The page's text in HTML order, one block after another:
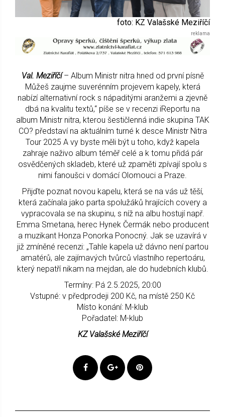
foto: KZ Valašské Meziříčí
Val. Meziříčí– Album Ministr nitra hned od první písně
Můžeš zaujme suverénním projevem kapely, která
nabízí alternativní rock s nápaditými aranžemi a zjevně
dbá na kvalitu textů,“ píše se v recenzi iReportu na
album Ministr nitra, kterou šestičlenná indie skupina TAK
CO? představí na aktuálním turné k desce Ministr Nitra
Tour 2025 A vy byste měli být u toho, když kapela
zahraje naživo album téměř celé a k tomu přidá pár
osvědčených skladeb, které už zpaměti zpívají spolu s
nimi fanoušci v domácí Olomouci a Praze.
Přijďte poznat novou kapelu, která se na vás už těší,
která začínala jako parta spolužáků hrajících covery a
vypracovala se na skupinu, s níž na albu hostují např.
Emma Smetana, herec Hynek Čermák nebo producent
a muzikant Honza Ponorka Ponocný. Jak se uzavírá v
již zmíněné recenzi: „Tahle kapela už dávno není partou
amatérů, ale zajímavých tvůrců vlastního repertoáru,
který nepatří nikam na mejdan, ale do hudebních klubů.
Termíny: Pá 2.5.2025, 20:00
Vstupné: v předprodeji 200 Kč, na místě 250 Kč
Místo konání: M-klub
Pořadatel: M-klub
KZ Valašské Meziříčí